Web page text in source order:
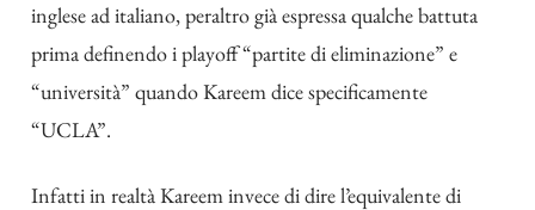
inglese ad italiano, peraltro già espressa qualche battuta
prima definendo i playoff “partite di eliminazione” e
“università” quando Kareem dice specificamente
“UCLA”.
Infatti in realtà Kareem invece di dire l’equivalente di